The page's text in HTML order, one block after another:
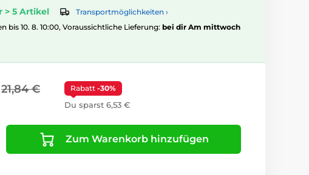
> 5 Artikel
Transportmöglichkeiten ›
bis 10. 8. 10:00, Voraussichtliche Lieferung: bei dir Am mittwoch
21,84 € Rabatt -30%
Du sparst 6,53 €
Zum Warenkorb hinzufügen